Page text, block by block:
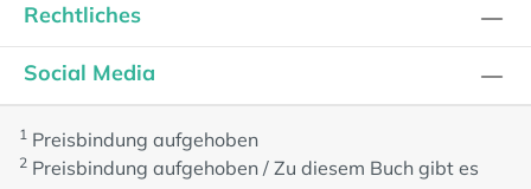
Rechtliches
Social Media
1 Preisbindung aufgehoben
2 Preisbindung aufgehoben / Zu diesem Buch gibt es